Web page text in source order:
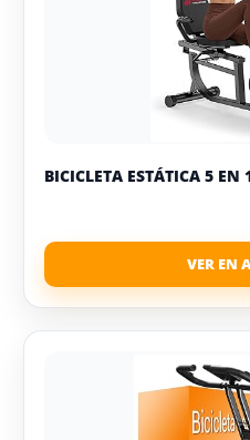
BICICLETA ESTÁTICA 5 EN